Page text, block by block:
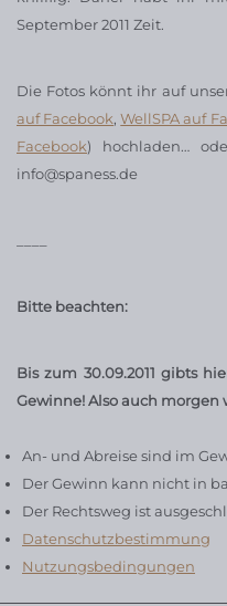
September 2011 Zeit.
Die Fotos könnt ihr auf
auf Facebook,WellSPA auf
Facebook) hochladen…
info@spaness.de
Bitte beachten:
Bis zum 30.09.2011 gibts
Gewinne! Also auch
An- und Abreise sind im
Der Gewinn kann nicht in
Der Rechtsweg ist
Datenschutzbestimmung
Nutzungsbedingungen